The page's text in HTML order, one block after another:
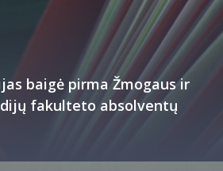
baigė pirma Žmogaus ir
fakulteto absolventų